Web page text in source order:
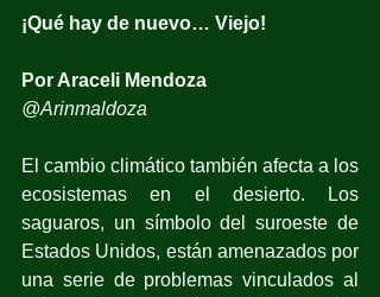
¡Qué hay de nuevo… Viejo!
Por Araceli Mendoza
@Arinmaldoza
El cambio climático también afecta a los
ecosistemas en el desierto. Los
saguaros, un símbolo del suroeste de
Estados Unidos, están amenazados por
una serie de problemas vinculados al